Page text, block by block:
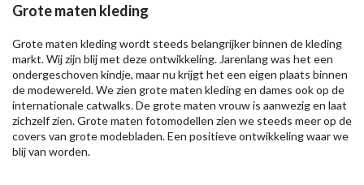
Grote maten kleding
Grote maten kleding wordt steeds belangrijker binnen de kleding
markt. Wij zijn blij met deze ontwikkeling. Jarenlang was het een
ondergeschoven kindje, maar nu krijgt het een eigen plaats binnen
de modewereld. We zien grote maten kleding en dames ook op de
internationale catwalks. De grote maten vrouw is aanwezig en laat
zichzelf zien. Grote maten fotomodellen zien we steeds meer op de
covers van grote modebladen. Een positieve ontwikkeling waar we
blij van worden.